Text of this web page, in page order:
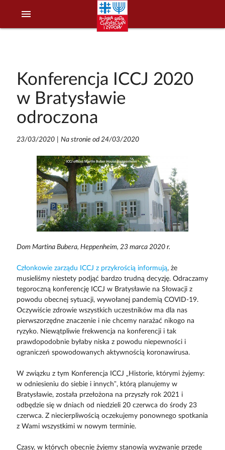
menu
Konferencja ICCJ 2020
w Bratysławie
odroczona
23/03/2020| Na stronie od 24/03/2020
Dom Martina Bubera, Heppenheim, 23 marca 2020 r.
Członkowie zarządu ICCJ z przykrością informują, że
musieliśmy niestety podjąć bardzo trudną decyzję. Odraczamy
tegoroczną konferencję ICCJ w Bratysławie na Słowacji z
powodu obecnej sytuacji, wywołanej pandemią COVID-19.
Oczywiście zdrowie wszystkich uczestników ma dla nas
pierwszorzędne znaczenie i nie chcemy narażać nikogo na
ryzyko. Niewątpliwie frekwencja na konferencji i tak
prawdopodobnie byłaby niska z powodu niepewności i
ograniczeń spowodowanych aktywnością koronawirusa.
W związku z tym Konferencja ICCJ „Historie, którymi żyjemy:
w odniesieniu do siebie i innych”, którą planujemy w
Bratysławie, została przełożona na przyszły rok 2021 i
odbędzie się w dniach od niedzieli 20 czerwca do środy 23
czerwca. Z niecierpliwością oczekujemy ponownego spotkania
z Wami wszystkimi w nowym terminie.
Czasy, w których obecnie żyjemy stanowią wyzwanie przede